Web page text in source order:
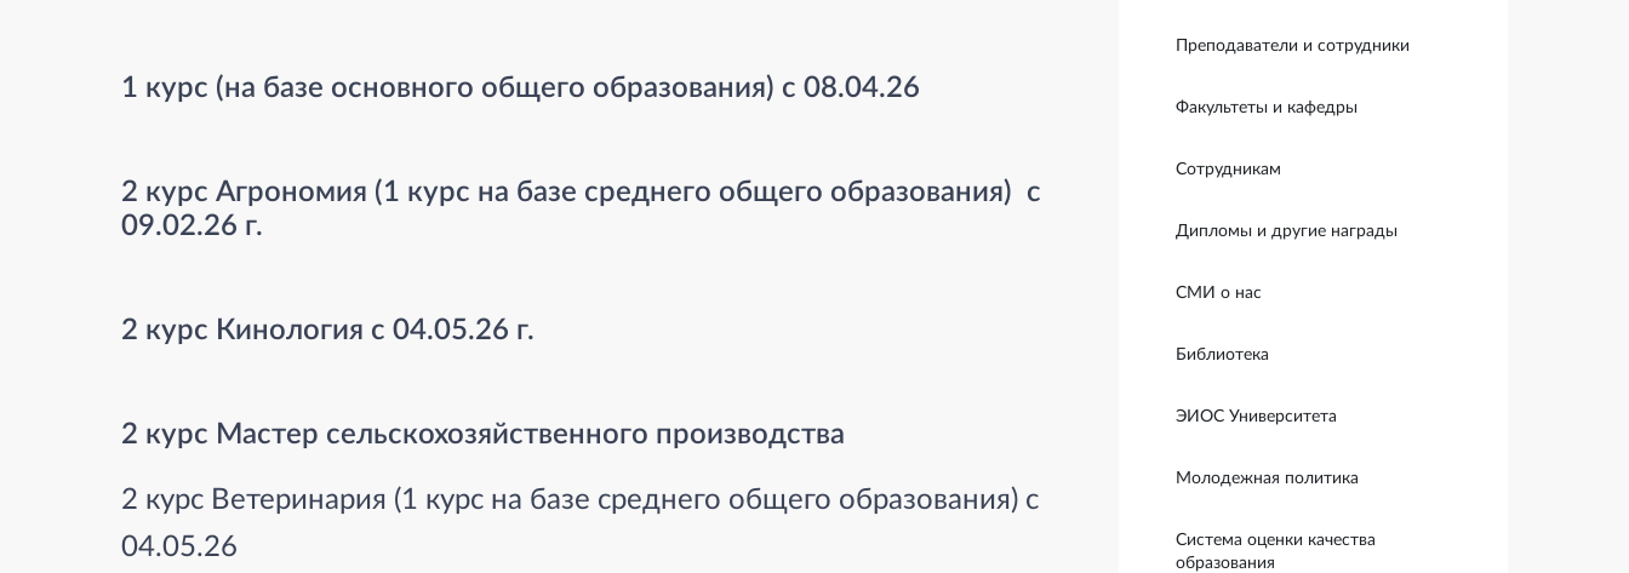
1 курс (на базе основного общего образования) с 08.04.26
2 курс Агрономия (1 курс на базе среднего общего образования) с
09.02.26 г.
2 курс Кинология с 04.05.26 г.
2 курс Мастер сельскохозяйственного производства
2 курс Ветеринария (1 курс на базе среднего общего образования) с
04.05.26
Преподаватели и сотрудники
Факультеты и кафедры
Сотрудникам
Дипломы и другие награды
СМИ о нас
Библиотека
ЭИОС Университета
Молодежная политика
Система оценки качества
образования